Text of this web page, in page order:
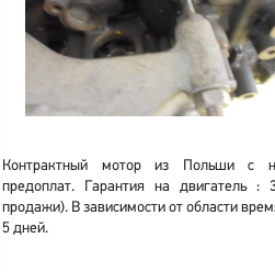
Контрактный мотор из Польши с
предоплат. Гарантия на двигатель :
продажи). В зависимости от области
5 дней.